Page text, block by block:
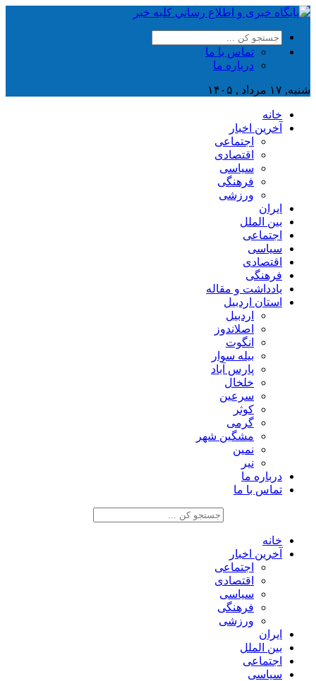
تماس با ما
درباره ما
شنبه, ۱۷ مرداد , ۱۴۰۵
خانه
آخرین اخبار
اجتماعی
اقتصادی
سیاسی
فرهنگی
ورزشی
ایران
بین الملل
اجتماعی
سیاسی
اقتصادی
فرهنگی
یادداشت و مقاله
استان اردبیل
اردبیل
اصلاندوز
انگوت
بیله سوار
پارس آباد
خلخال
سرعین
کوثر
گرمی
مشگین شهر
نمین
نیر
درباره ما
تماس با ما
خانه
آخرین اخبار
اجتماعی
اقتصادی
سیاسی
فرهنگی
ورزشی
ایران
بین الملل
اجتماعی
سیاسی